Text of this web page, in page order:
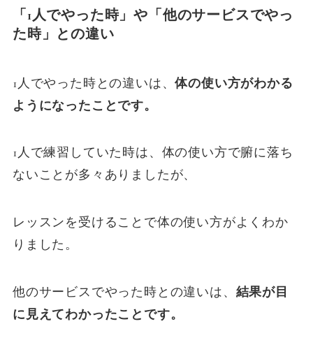
「1人でやった時」や「他のサービスでやっ
た時」との違い
1人でやった時との違いは、体の使い方がわかる
ようになったことです。
1人で練習していた時は、体の使い方で腑に落ち
ないことが多々ありましたが、
レッスンを受けることで体の使い方がよくわか
りました。
他のサービスでやった時との違いは、 結果が目
に見えてわかったことです。